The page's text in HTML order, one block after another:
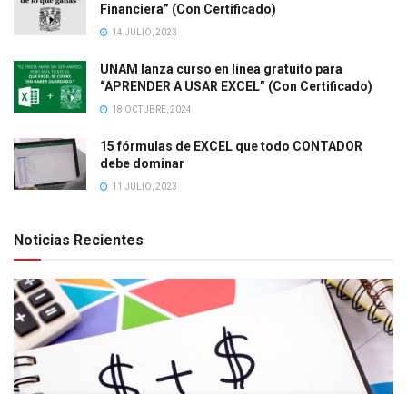
Financiera” (Con Certificado)
14 JULIO, 2023
UNAM lanza curso en línea gratuito para
“APRENDER A USAR EXCEL” (Con Certificado)
18 OCTUBRE, 2024
15 fórmulas de EXCEL que todo CONTADOR
debe dominar
11 JULIO, 2023
Noticias Recientes